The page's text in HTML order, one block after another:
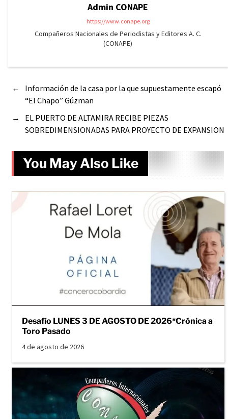
Admin CONAPE
https://www.conape.org
Compañeros Nacionales de Periodistas y Editores A. C.
(CONAPE)
←
Información de la casa por la que supuestamente escapó
“El Chapo” Gúzman
→
EL PUERTO DE ALTAMIRA RECIBE PIEZAS
SOBREDIMENSIONADAS PARA PROYECTO DE EXPANSION
You May Also Like
Desafío LUNES 3 DE AGOSTO DE 2026*Crónica a
Toro Pasado
4 de agosto de 2026